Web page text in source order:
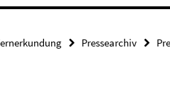
Pressearchiv